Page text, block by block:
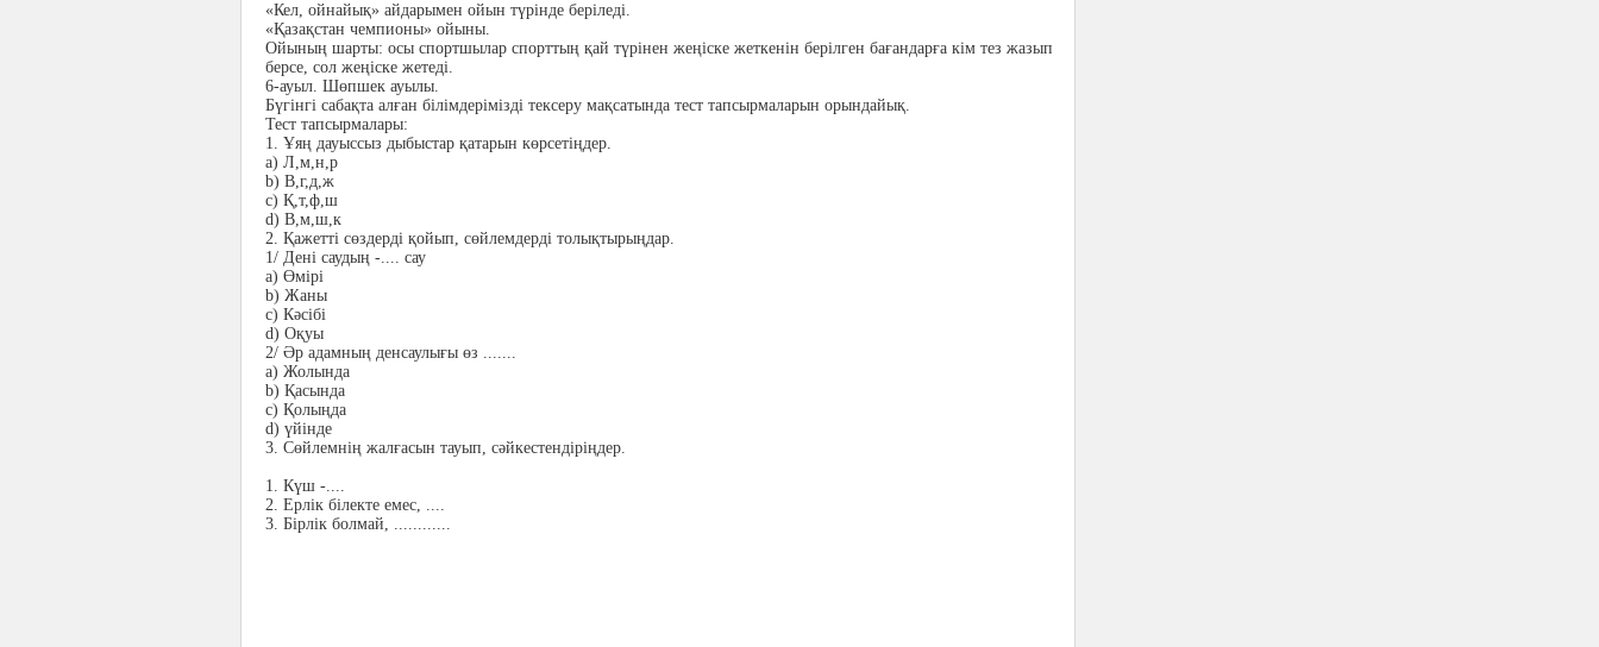
«Кел, ойнайық» айдарымен ойын түрінде беріледі.
«Қазақстан чемпионы» ойыны.
Ойының шарты: осы спортшылар спорттың қай түрінен жеңіске жеткенін берілген бағандарға кім тез жазып
берсе, сол жеңіске жетеді.
6-ауыл. Шөпшек ауылы.
Бүгінгі сабақта алған білімдерімізді тексеру мақсатында тест тапсырмаларын орындайық.
Тест тапсырмалары:
1. Ұяң дауыссыз дыбыстар қатарын көрсетіңдер.
a) Л,м,н,р
b) В,г,д,ж
c) Қ,т,ф,ш
d) В,м,ш,к
2. Қажетті сөздерді қойып, сөйлемдерді толықтырыңдар.
1/ Дені саудың -.... сау
a) Өмірі
b) Жаны
c) Кәсібі
d) Оқуы
2/ Әр адамның денсаулығы өз .......
a) Жолында
b) Қасында
c) Қолыңда
d) үйінде
3. Сөйлемнің жалғасын тауып, сәйкестендіріңдер.
1. Күш -....
2. Ерлік білекте емес, ....
3. Бірлік болмай, ............